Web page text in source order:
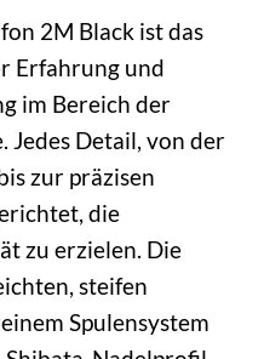
2M Black ist das
Erfahrung und
im Bereich der
Jedes Detail, von der
zur präzisen
die
zu erzielen. Die
steifen
Spulensystem